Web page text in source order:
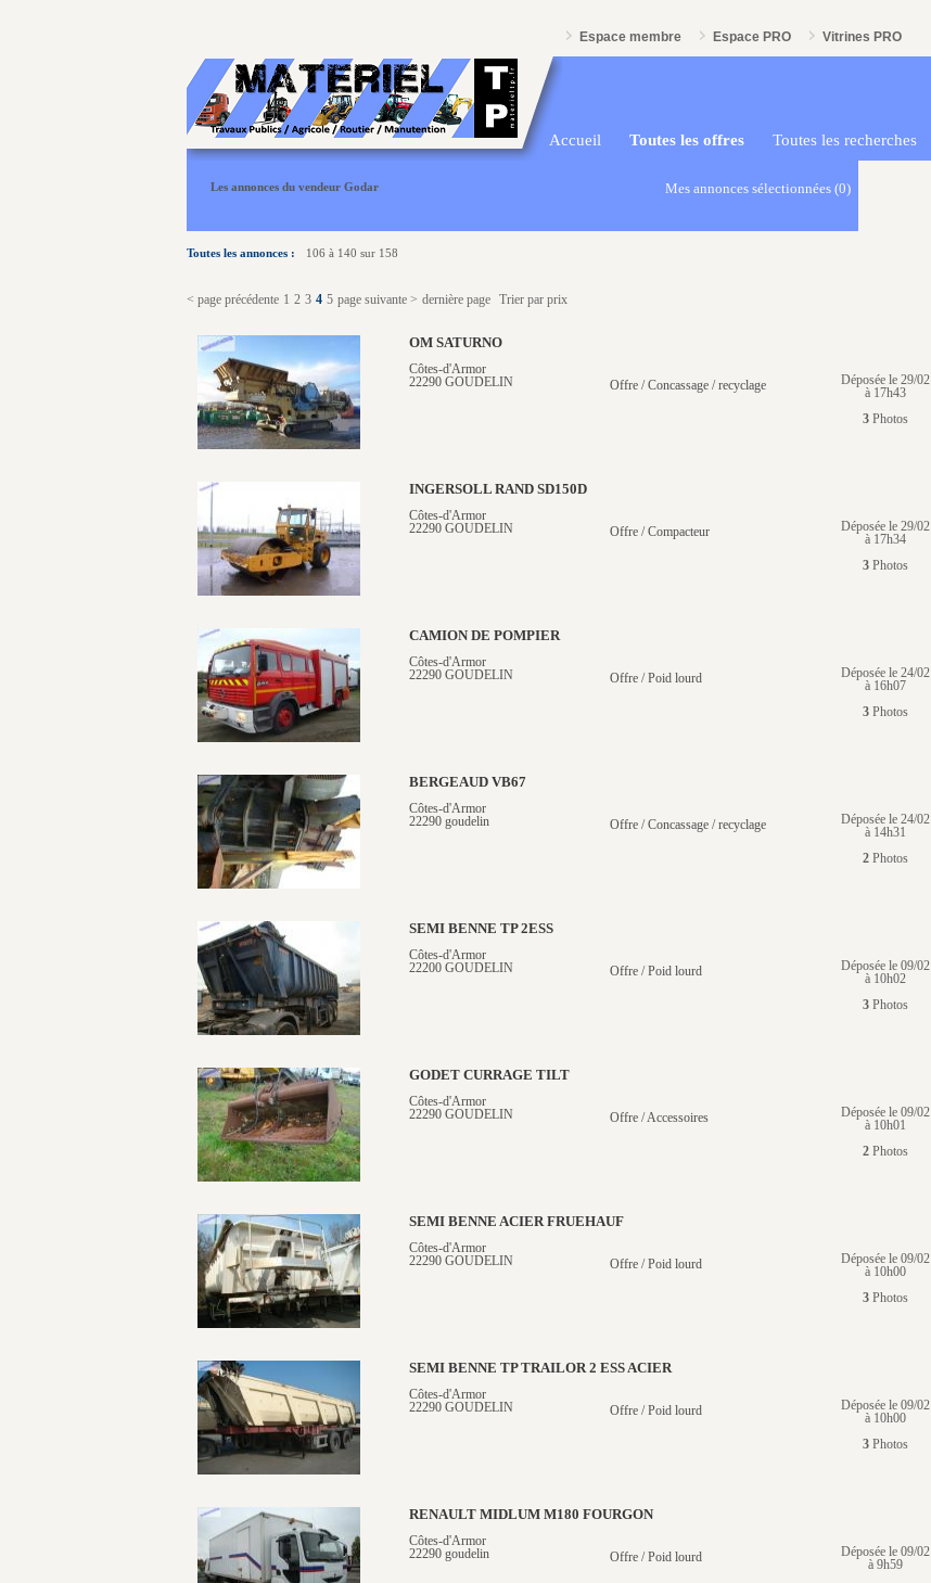
Espace membre Espace PRO Vitrines PRO
Accueil Toutes les offres Toutes les recherches
Les annonces du vendeur Godar Mes annonces sélectionnées (0)
Toutes les annonces : 106 à 140 sur 158
< page précédente 1 2 3 4 5 page suivante > dernière page Trier par prix
OM SATURNO
Côtes-d'Armor
22290 GOUDELIN
Offre / Concassage / recyclage
Déposée le 29/02
à 17h43
3 Photos
INGERSOLL RAND SD150D
Côtes-d'Armor
22290 GOUDELIN
Offre / Compacteur
Déposée le 29/02
à 17h34
3 Photos
CAMION DE POMPIER
Côtes-d'Armor
22290 GOUDELIN
Offre / Poid lourd
Déposée le 24/02
à 16h07
3 Photos
BERGEAUD VB67
Côtes-d'Armor
22290 goudelin
Offre / Concassage / recyclage
Déposée le 24/02
à 14h31
2 Photos
SEMI BENNE TP 2ESS
Côtes-d'Armor
22200 GOUDELIN
Offre / Poid lourd
Déposée le 09/02
à 10h02
3 Photos
GODET CURRAGE TILT
Côtes-d'Armor
22290 GOUDELIN
Offre / Accessoires
Déposée le 09/02
à 10h01
2 Photos
SEMI BENNE ACIER FRUEHAUF
Côtes-d'Armor
22290 GOUDELIN
Offre / Poid lourd
Déposée le 09/02
à 10h00
3 Photos
SEMI BENNE TP TRAILOR 2 ESS ACIER
Côtes-d'Armor
22290 GOUDELIN
Offre / Poid lourd
Déposée le 09/02
à 10h00
3 Photos
RENAULT MIDLUM M180 FOURGON
Côtes-d'Armor
22290 goudelin
Offre / Poid lourd
Déposée le 09/02
à 9h59